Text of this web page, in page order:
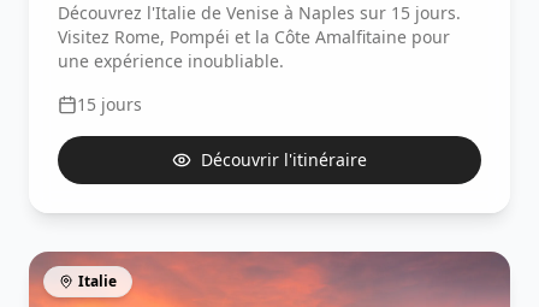
Découvrez l'Italie de Venise à Naples sur 15 jours.
Visitez Rome, Pompéi et la Côte Amalfitaine pour
une expérience inoubliable.
15 jours
Découvrir l'itinéraire
Italie